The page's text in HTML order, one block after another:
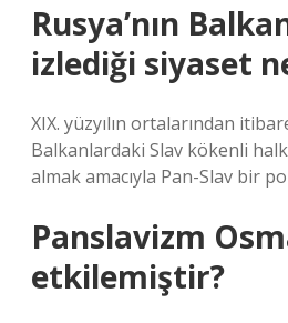
Rusya’nın
izlediği siyaset
XIX. yüzyılın ortalarından
Balkanlardaki Slav kökenli
almak amacıyla Pan-Slav bir
Panslavizm
etkilemiştir?